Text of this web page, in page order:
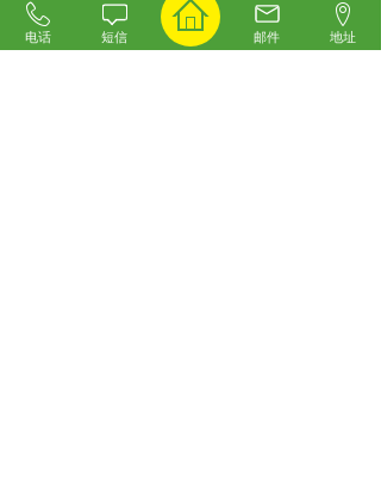
内孔高频淬火--上海建金 多炉贵重金属熔炼
电话 短信 邮件 地址